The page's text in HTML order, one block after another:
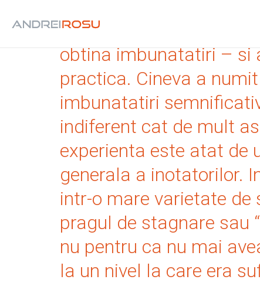
Marea majoritatea a
obtina imbunatatiri – si
practica. Cineva a
imbunatatiri
indiferent cat de mult
experienta este atat de
generala a inotatorilor.
intr-o mare varietate
pragul de stagnare sau
nu pentru ca nu mai
la un nivel la care era